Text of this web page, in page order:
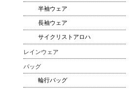
半袖ウェア
長袖ウェア
サイクリストアロハ
レインウェア
バッグ
輪行バッグ